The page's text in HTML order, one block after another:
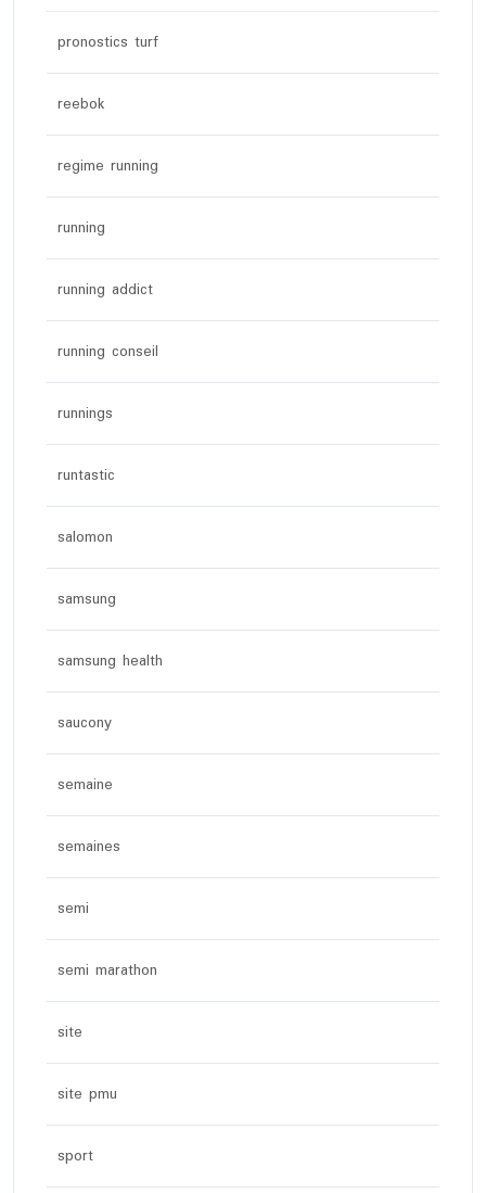
pronostics turf
reebok
regime running
running
running addict
running conseil
runnings
runtastic
salomon
samsung
samsung health
saucony
semaine
semaines
semi
semi marathon
site
site pmu
sport